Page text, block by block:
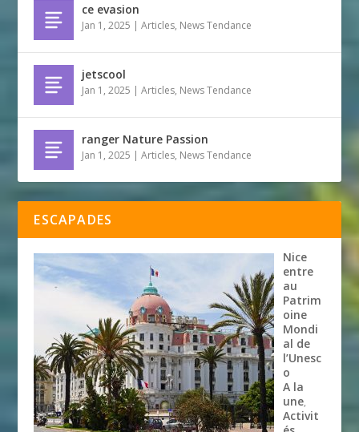
ce evasion
Jan 1, 2025 |Articles, News Tendance
jetscool
Jan 1, 2025 |Articles, News Tendance
ranger Nature Passion
Jan 1, 2025 |Articles, News Tendance
ESCAPADES
Nice
entre
au
Patrim
oine
Mondi
al de
l’Unesc
o
A la
une,
Activit